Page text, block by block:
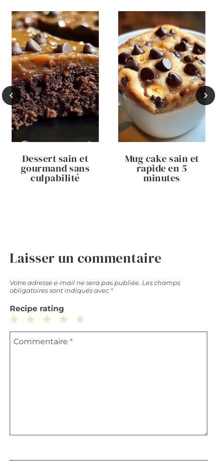
Dessert sain et
gourmand sans
culpabilité
Mug cake sain et
rapide en 5
minutes
Laisser un commentaire
Votre adresse e-mail ne sera pas publiée. Les champs
obligatoires sont indiqués avec *
Recipe rating
5
4
Stars
3
Stars
2
Stars
1
Star
Commentaire *